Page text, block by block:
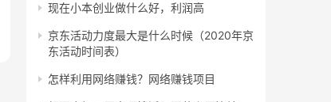
现在小本创业做什么好，利润高
京东活动力度最大是什么时候（2020年京
东活动时间表）
怎样利用网络赚钱？网络赚钱项目